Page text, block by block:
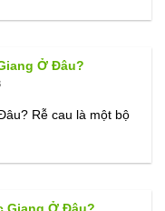
Ở Đâu?
Rễ cau là một bộ